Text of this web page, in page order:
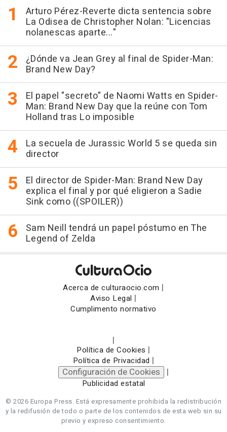
Arturo Pérez-Reverte dicta sentencia sobre
La Odisea de Christopher Nolan: "Licencias
nolanescas aparte..."
¿Dónde va Jean Grey al final de Spider-Man:
Brand New Day?
El papel "secreto" de Naomi Watts en Spider-
Man: Brand New Day que la reúne con Tom
Holland tras Lo imposible
La secuela de Jurassic World 5 se queda sin
director
El director de Spider-Man: Brand New Day
explica el final y por qué eligieron a Sadie
Sink como ((SPOILER))
Sam Neill tendrá un papel póstumo en The
Legend of Zelda
Acerca de culturaocio.com |
Aviso Legal |
Cumplimento normativo
|
Política de Cookies |
Política de Privacidad |
Configuración de Cookies |
Publicidad estatal
© 2026 Europa Press. Está expresamente prohibida la redistribución
y la redifusión de todo o parte de los contenidos de esta web sin su
previo y expreso consentimiento.